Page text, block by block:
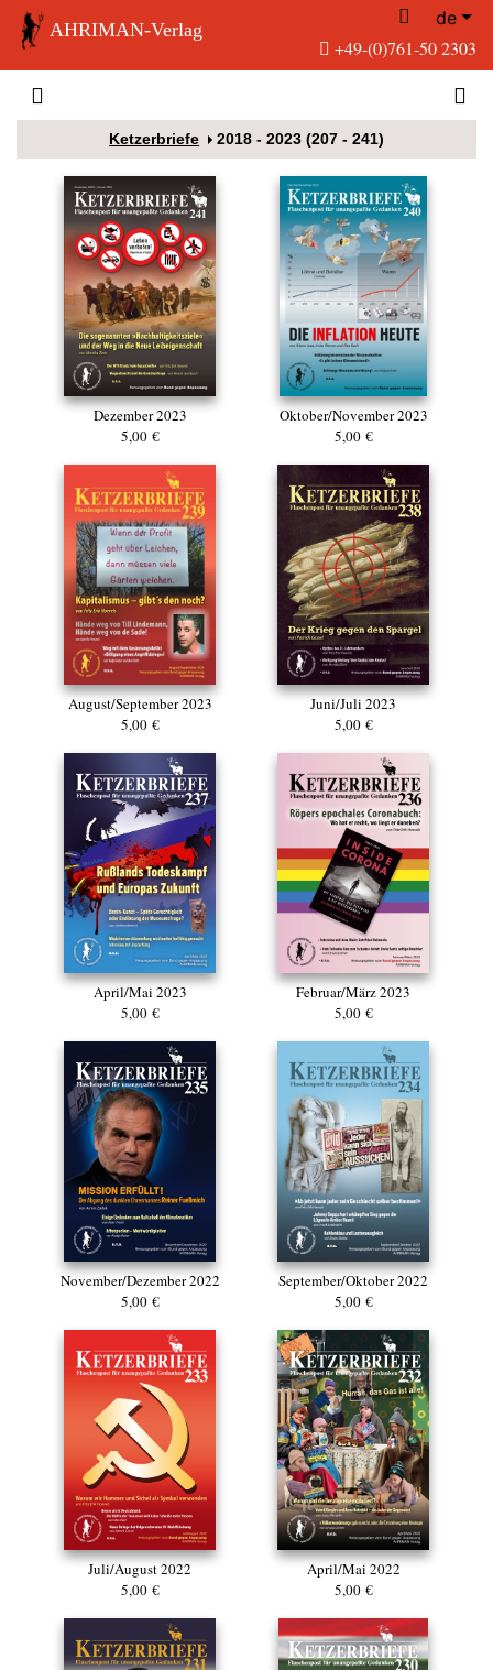
AHRIMAN-Verlag
de
+49-(0)761-50 2303
Ketzerbriefe 2018 - 2023 (207 - 241)
Dezember 2023
5,00 €
Oktober/November 2023
5,00 €
August/September 2023
5,00 €
Juni/Juli 2023
5,00 €
April/Mai 2023
5,00 €
Februar/März 2023
5,00 €
November/Dezember 2022
5,00 €
September/Oktober 2022
5,00 €
Juli/August 2022
5,00 €
April/Mai 2022
5,00 €